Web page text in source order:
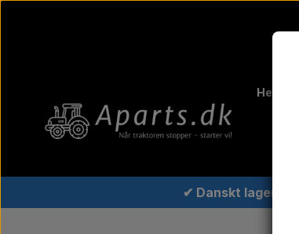
Hem
✔ Danskt lager